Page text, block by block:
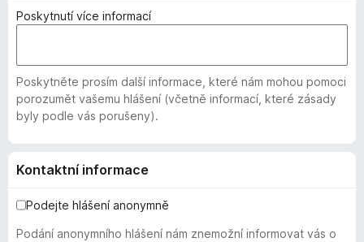
Poskytnutí více informací
Poskytněte prosím další informace, které nám mohou pomoci
porozumět vašemu hlášení (včetně informací, které zásady
byly podle vás porušeny).
Kontaktní informace
Podejte hlášení anonymně
Podání anonymního hlášení nám znemožní informovat vás o